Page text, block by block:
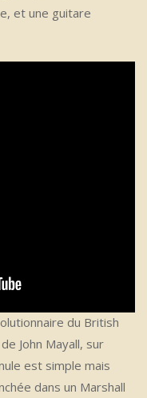
et une guitare
du British
John Mayall, sur
est simple mais
dans un Marshall